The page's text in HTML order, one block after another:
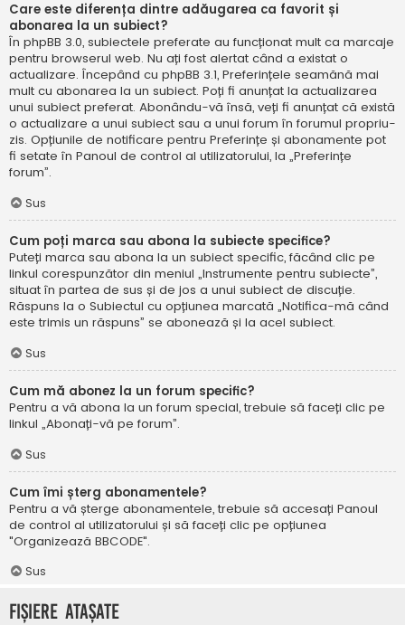
Care este diferența dintre adăugarea ca favorit și
abonarea la un subiect?
În phpBB 3.0, subiectele preferate au funcționat mult ca marcaje
pentru browserul web. Nu ați fost alertat când a existat o
actualizare. Începând cu phpBB 3.1, Preferințele seamănă mai
mult cu abonarea la un subiect. Poți fi anunțat la actualizarea
unui subiect preferat. Abonându-vă însă, veți fi anunțat că există
o actualizare a unui subiect sau a unui forum în forumul propriu-
zis. Opțiunile de notificare pentru Preferințe și abonamente pot
fi setate în Panoul de control al utilizatorului, la „Preferințe
forum”.
Sus
Cum poți marca sau abona la subiecte specifice?
Puteți marca sau abona la un subiect specific, făcând clic pe
linkul corespunzător din meniul „Instrumente pentru subiecte”,
situat în partea de sus și de jos a unui subiect de discuție.
Răspuns la o Subiectul cu opțiunea marcată „Notifica-mă când
este trimis un răspuns” se abonează și la acel subiect.
Sus
Cum mă abonez la un forum specific?
Pentru a vă abona la un forum special, trebuie să faceți clic pe
linkul „Abonați-vă pe forum”.
Sus
Cum îmi șterg abonamentele?
Pentru a vă șterge abonamentele, trebuie să accesați Panoul
de control al utilizatorului și să faceți clic pe opțiunea
"Organizează BBCODE".
Sus
Fișiere atașate